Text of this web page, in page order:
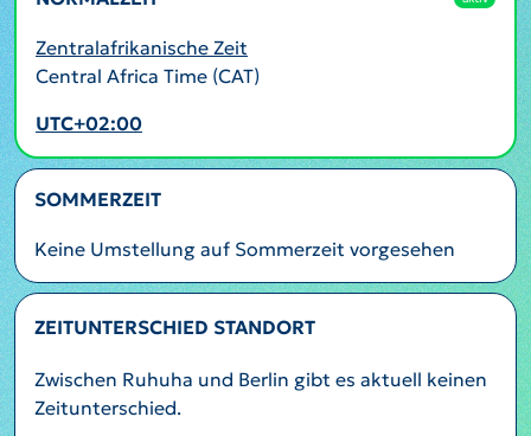
Zentralafrikanische Zeit
Central Africa Time (CAT)
UTC+02:00
SOMMERZEIT
Keine Umstellung auf Sommerzeit vorgesehen
ZEITUNTERSCHIED STANDORT
Zwischen Ruhuha und Berlin gibt es aktuell keinen
Zeitunterschied.